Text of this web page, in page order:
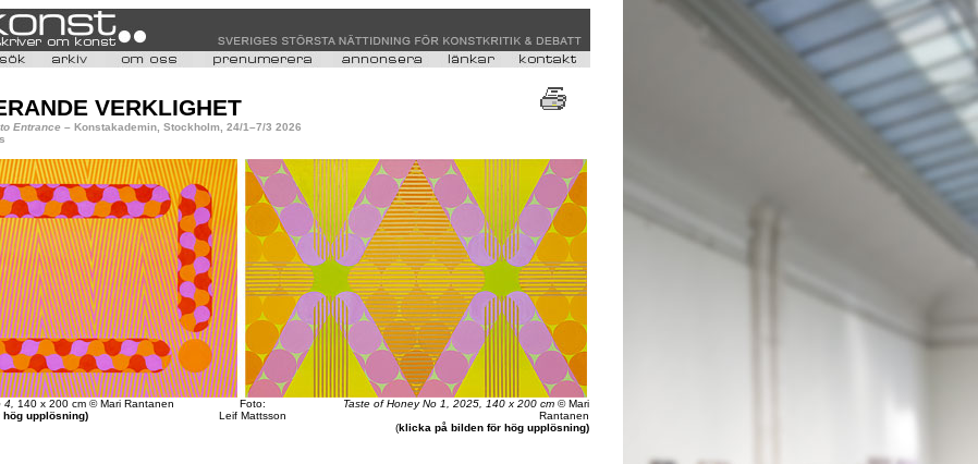
VERKLIGHET
Entrance – Konstakademin, Stockholm, 24/1–7/3 2026
140 x 200 cm © Mari Rantanen
upplösning)
Foto:
Leif Mattsson
Taste of Honey No 1, 2025, 140 x 200 cm © Mari
Rantanen
(klicka på bilden för hög upplösning)